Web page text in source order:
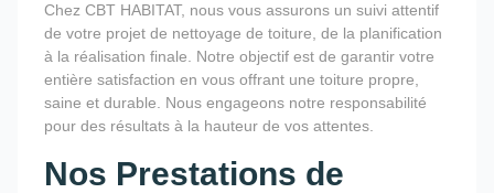
Chez CBT HABITAT, nous vous assurons un suivi attentif
de votre projet de nettoyage de toiture, de la planification
à la réalisation finale. Notre objectif est de garantir votre
entière satisfaction en vous offrant une toiture propre,
saine et durable. Nous engageons notre responsabilité
pour des résultats à la hauteur de vos attentes.
Nos Prestations de